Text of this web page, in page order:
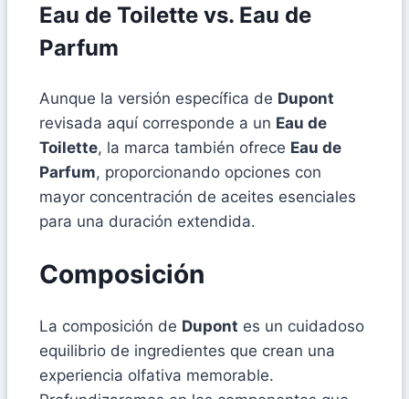
Eau de Toilette vs. Eau de
Parfum
Aunque la versión específica de Dupont
revisada aquí corresponde a un Eau de
Toilette, la marca también ofrece Eau de
Parfum, proporcionando opciones con
mayor concentración de aceites esenciales
para una duración extendida.
Composición
La composición de Dupont es un cuidadoso
equilibrio de ingredientes que crean una
experiencia olfativa memorable.